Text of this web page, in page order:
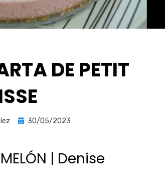
DE PETIT
Publicada
30/05/2023
MELÓN | Denise